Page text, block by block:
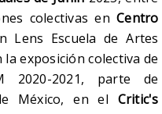
colectivas en Centro
Lens Escuela de Artes
exposición colectiva de
2020-2021, parte de
México, en el Critic's